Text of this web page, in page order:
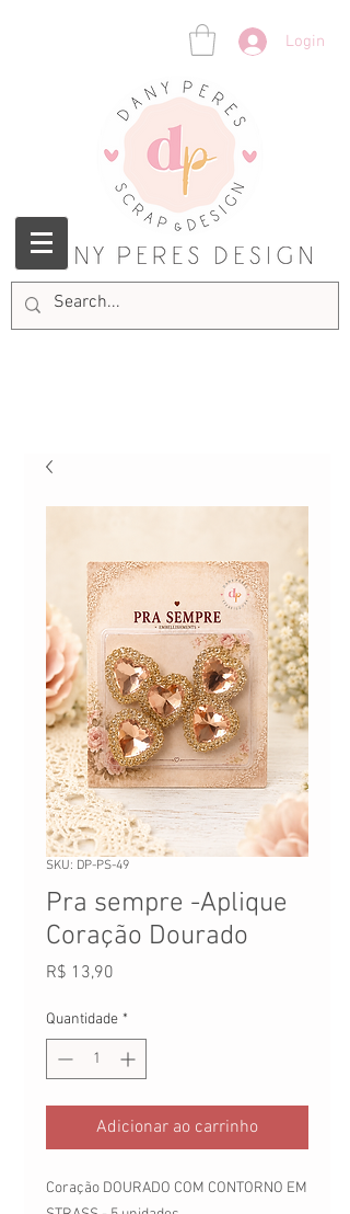
Login
SKU: DP-PS-49
Pra sempre -Aplique
Coração Dourado
R$ 13,90
Quantidade *
Adicionar ao carrinho
Coração DOURADO COM CONTORNO EM